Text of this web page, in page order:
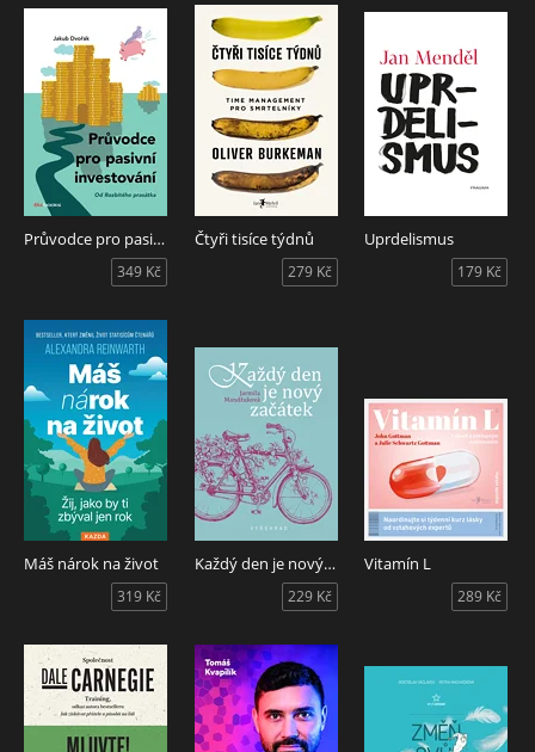
Průvodce pro pasivní investování
349 Kč
Čtyři tisíce týdnů
279 Kč
Uprdelismus
179 Kč
Máš nárok na život
319 Kč
Každý den je nový začátek
229 Kč
Vitamín L
289 Kč